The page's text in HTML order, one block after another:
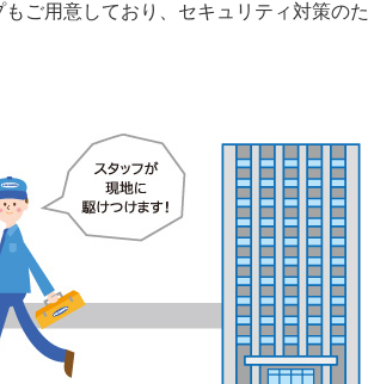
ご用意しており、セキュリティ対策のた